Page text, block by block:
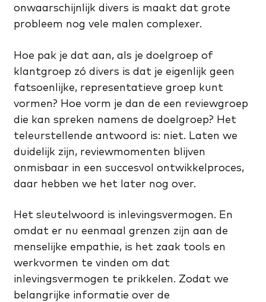
onwaarschijnlijk divers is maakt dat grote
probleem nog vele malen complexer.
Hoe pak je dat aan, als je doelgroep of
klantgroep zó divers is dat je eigenlijk geen
fatsoenlijke, representatieve groep kunt
vormen? Hoe vorm je dan de een reviewgroep
die kan spreken namens de doelgroep? Het
teleurstellende antwoord is: niet. Laten we
duidelijk zijn, reviewmomenten blijven
onmisbaar in een succesvol ontwikkelproces,
daar hebben we het later nog over.
Het sleutelwoord is inlevingsvermogen. En
omdat er nu eenmaal grenzen zijn aan de
menselijke empathie, is het zaak tools en
werkvormen te vinden om dat
inlevingsvermogen te prikkelen. Zodat we
belangrijke informatie over de